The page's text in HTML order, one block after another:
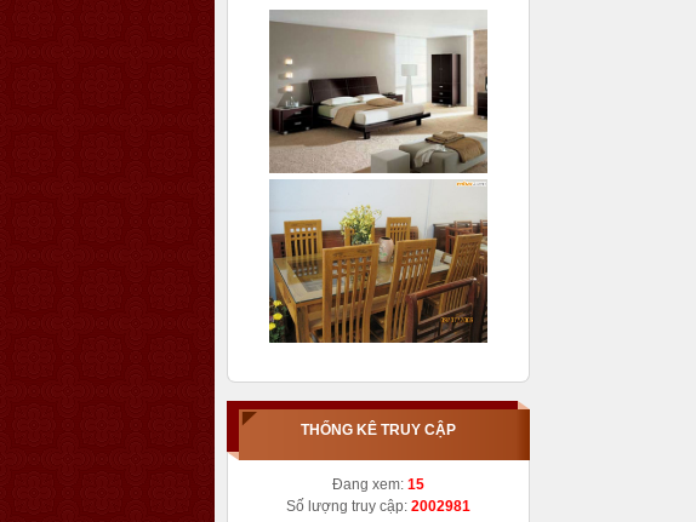
THỐNG KÊ TRUY CẬP
Đang xem: 15
Số lượng truy cập: 2002981